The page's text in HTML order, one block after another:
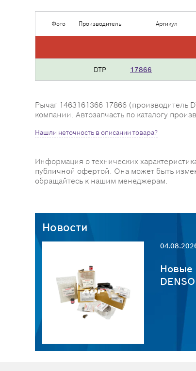
Фото Производитель Артикул
DTP 17866
Рычаг 1463161366 17866 (производитель
компании. Автозапчасть по каталогу
Нашли неточность в описании товара?
Информация о технических
публичной офертой. Она может быть
обращайтесь к нашим менеджерам.
Новости
Новые